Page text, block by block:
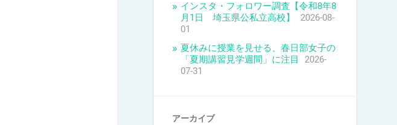
インスタ・フォロワー調査【令和8年8
月1日 埼玉県公私立高校】
2026-08-
01
夏休みに授業を見せる、春日部女子の
「夏期講習見学週間」に注目
2026-
07-31
アーカイブ